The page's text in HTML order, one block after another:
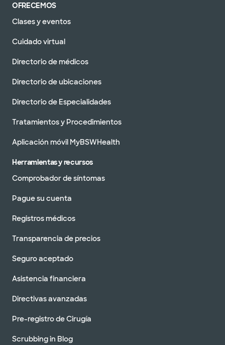
OFRECEMOS
Clases y eventos
Cuidado virtual
Directorio de médicos
Directorio de ubicaciones
Directorio de Especialidades
Tratamientos y Procedimientos
Aplicación móvil MyBSWHealth
Herramientas y recursos
Comprobador de síntomas
Pague su cuenta
Registros médicos
Transparencia de precios
Seguro aceptado
Asistencia financiera
Directivas avanzadas
Pre-registro de Cirugía
Scrubbing in Blog